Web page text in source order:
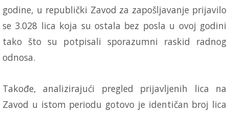
godine, u republički Zavod za zapošljavanje prijavilo
se 3.028 lica koja su ostala bez posla u ovoj godini
tako što su potpisali sporazumni raskid radnog
odnosa.
Takođe, analizirajući pregled prijavljenih lica na
Zavod u istom periodu gotovo je identičan broj lica